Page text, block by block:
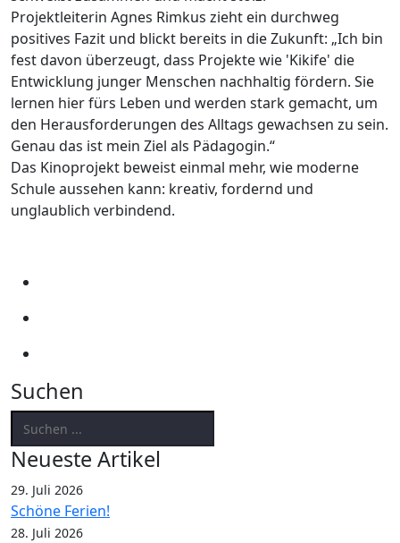
Projektleiterin Agnes Rimkus zieht ein durchweg
positives Fazit und blickt bereits in die Zukunft: „Ich bin
fest davon überzeugt, dass Projekte wie 'Kikife' die
Entwicklung junger Menschen nachhaltig fördern. Sie
lernen hier fürs Leben und werden stark gemacht, um
den Herausforderungen des Alltags gewachsen zu sein.
Genau das ist mein Ziel als Pädagogin.“
Das Kinoprojekt beweist einmal mehr, wie moderne
Schule aussehen kann: kreativ, fordernd und
unglaublich verbindend.
Suchen
Neueste Artikel
29. Juli 2026
Schöne Ferien!
28. Juli 2026